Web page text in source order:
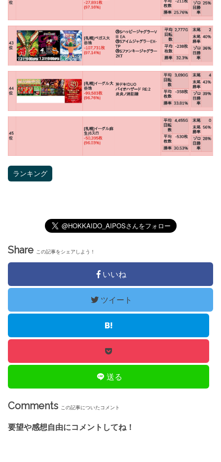
ランキング
Share この記事をシェアしよう！
いいね
ツイート
送る
Comments この記事についたコメント
要望や感想自由にコメントしてね！